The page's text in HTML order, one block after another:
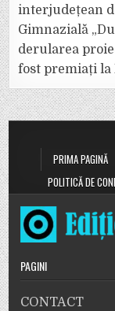
interjudețean
Gimnazială
derularea
fost premiați la
PRIMA PAGINĂ
POLITICĂ DE
PAGINI
CONTACT